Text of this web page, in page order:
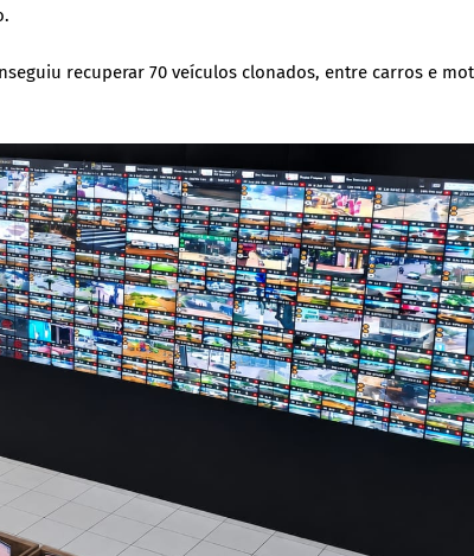
recuperar 70 veículos clonados, entre carros e